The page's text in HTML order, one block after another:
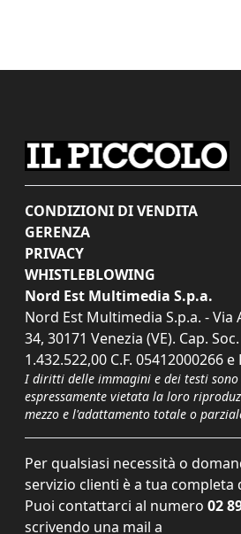
CONDIZIONI DI VENDITA
GERENZA
PRIVACY
WHISTLEBLOWING
Nord Est Multimedia S.p.a.
Nord Est Multimedia S.p.a. - Via
34, 30171 Venezia (VE). Cap.
1.432.522,00 C.F. 05412000266 e
I diritti delle immagini e dei testi
espressamente vietata la loro
mezzo e l'adattamento totale o
Per qualsiasi necessità o
servizio clienti è a tua completa
Puoi contattarci al numero 02
scrivendo una mail a